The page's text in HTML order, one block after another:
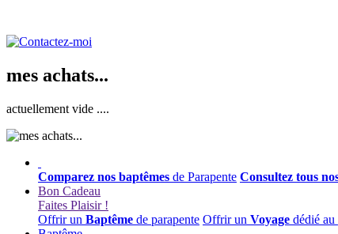
mes achats...
actuellement vide ....
Comparez nos baptêmes de Parapente Consultez tous
Bon Cadeau
Faites Plaisir !
Offrir un Baptême de parapente Offrir un Voyage dédié au